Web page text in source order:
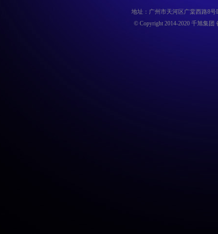
地址：广州市天河区广棠西路8号
© Copyright 2014-2020 千旭集团